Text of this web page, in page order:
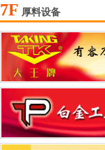
7F 厚料设备